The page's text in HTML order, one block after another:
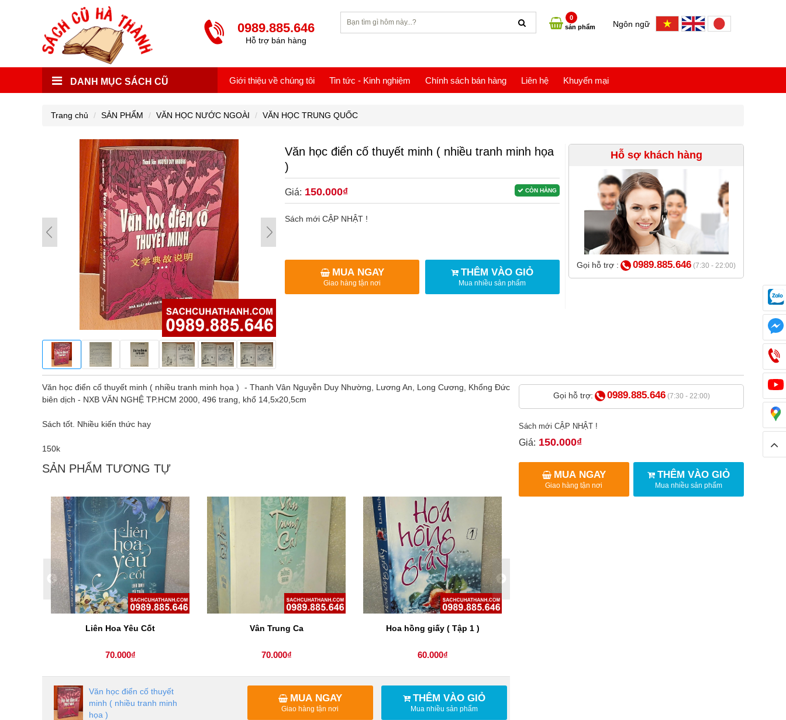
0989.885.646
Hỗ trợ bán hàng
0
sản phẩm
Ngôn ngữ
DANH MỤC SÁCH CŨ Giới thiệu về chúng tôi Tin tức - Kinh nghiệm Chính sách bán hàng Liên hệ Khuyến mại
Trang chủ SẢN PHẨM VĂN HỌC NƯỚC NGOÀI VĂN HỌC TRUNG QUỐC
Văn học điển cố thuyết minh ( nhiều tranh minh họa
)
CÒN HÀNG
Giá: 150.000₫
Sách mới CẬP NHẬT !
MUA NGAY
Giao hàng tận nơi
THÊM VÀO GIỎ
Mua nhiều sản phẩm
Hỗ sợ khách hàng
Gọi hỗ trợ : 0989.885.646 (7:30 - 22:00)
Văn học điển cố thuyết minh ( nhiều tranh minh họa ) - Thanh Vân Nguyễn Duy Nhường, Lương An, Long Cương, Khổng Đức
biên dịch - NXB VĂN NGHỆ TP.HCM 2000, 496 trang, khổ 14,5x20,5cm
Sách tốt. Nhiều kiến thức hay
150k
SẢN PHẨM TƯƠNG TỰ
Liên Hoa Yêu Cốt
70.000₫
Vân Trung Ca
70.000₫
Hoa hồng giấy ( Tập 1 )
60.000₫
Văn học điển cố thuyết
minh ( nhiều tranh minh
họa )
THÊM VÀO GIỎ
Mua nhiều sản phẩm
MUA NGAY
Giao hàng tận nơi
Gọi hỗ trợ: 0989.885.646 (7:30 - 22:00)
Sách mới CẬP NHẬT !
Giá: 150.000₫
MUA NGAY
Giao hàng tận nơi
THÊM VÀO GIỎ
Mua nhiều sản phẩm